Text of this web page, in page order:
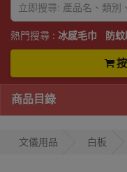
熱門搜尋 : 冰感毛巾 防
商品目錄
文儀用品 白板